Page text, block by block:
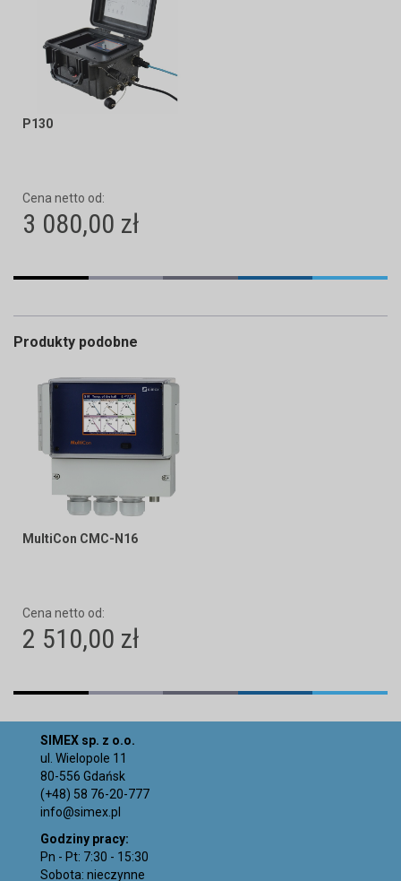
P130
Cena netto od:
3 080,00 zł
Produkty podobne
MultiCon CMC-N16
Cena netto od:
2 510,00 zł
SIMEX sp. z o.o.
ul. Wielopole 11
80-556 Gdańsk
(+48) 58 76-20-777
info@simex.pl
Godziny pracy:
Pn - Pt: 7:30 - 15:30
Sobota: nieczynne